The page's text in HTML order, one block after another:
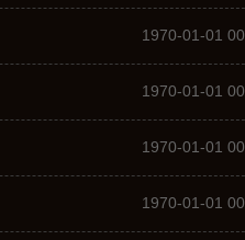
1970-01-01
1970-01-01
1970-01-01
1970-01-01